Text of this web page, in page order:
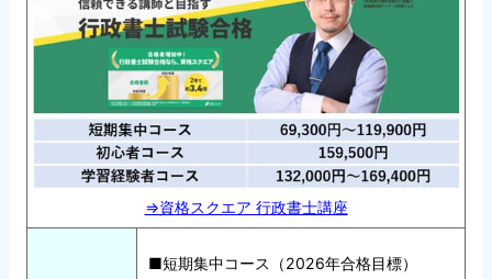
⇒資格スクエア 行政書士講座
■短期集中コース（2026年合格目標）